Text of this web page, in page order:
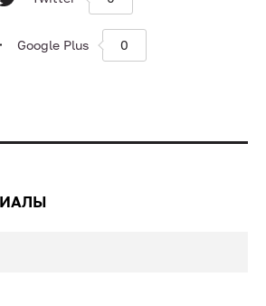
Google Plus 0